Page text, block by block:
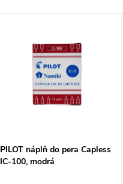
PILOT náplň do pera Capless
IC-100, modrá